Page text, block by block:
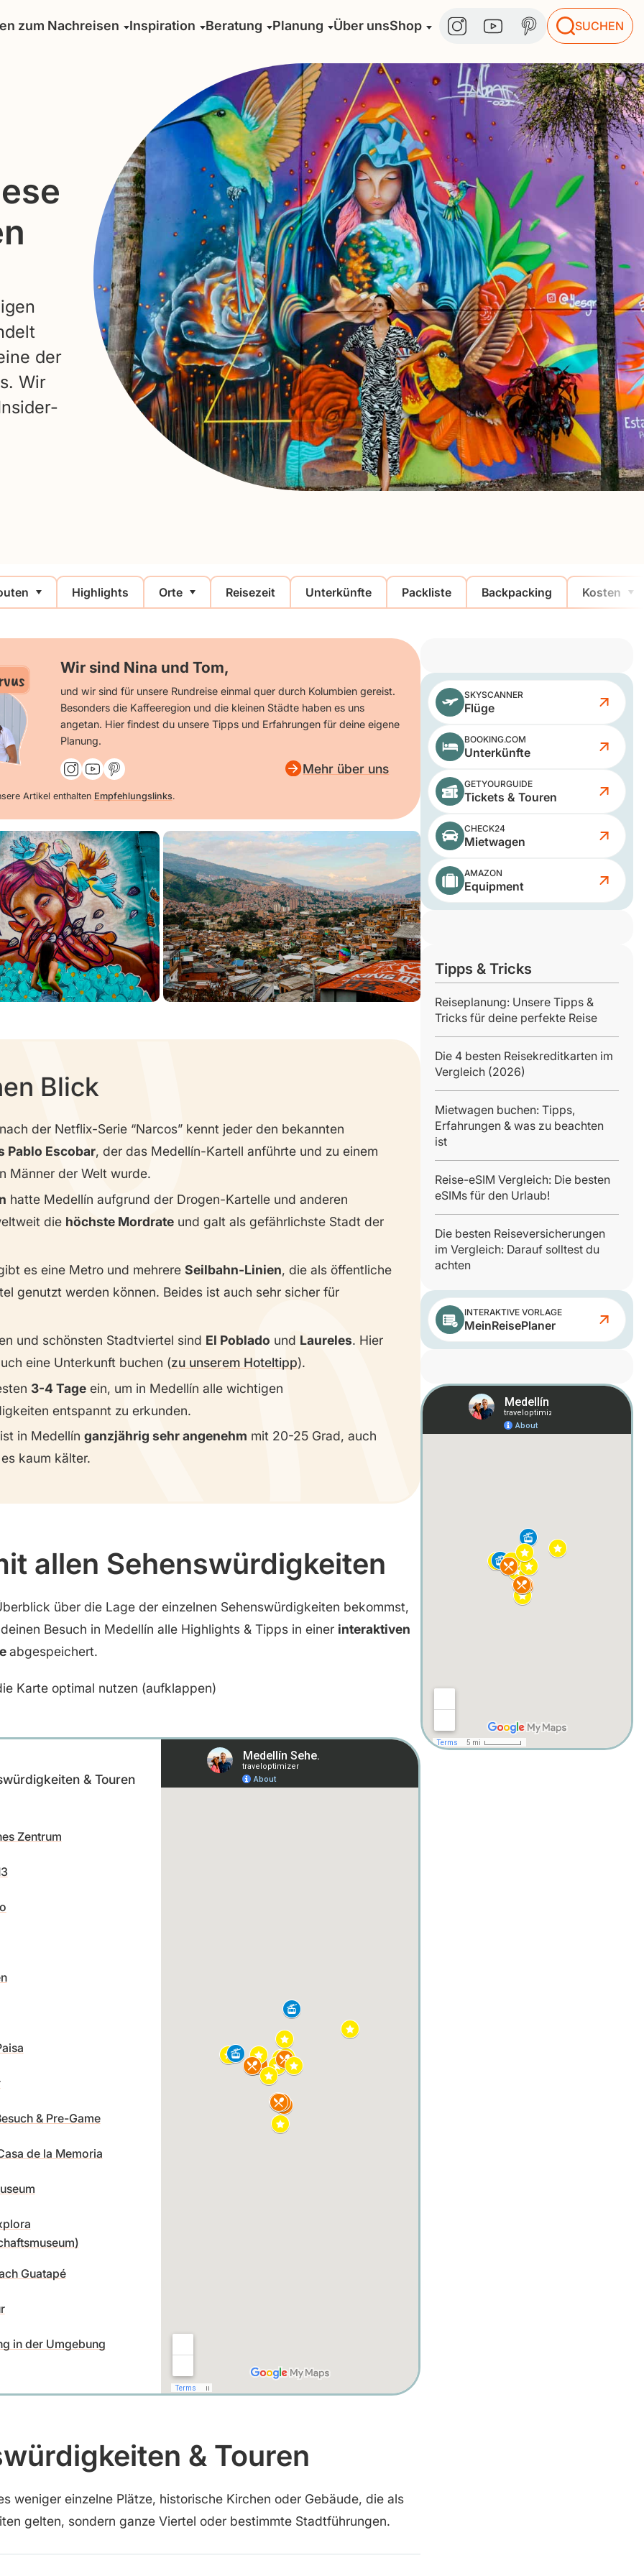
zum Nachreisen Inspiration Beratung Planung Über unsShop SUCHEN
der
Wir
Highlights Orte Reisezeit Unterkünfte Packliste Backpacking Kosten
Wir sind Nina und Tom,
und wir sind für unsere Rundreise einmal quer durch Kolumbien gereist.
Besonders die Kaffeeregion und die kleinen Städte haben es uns
angetan. Hier findest du unsere Tipps und Erfahrungen für deine eigene
Planung.
Mehr über uns
Artikel enthalten Empfehlungslinks.
Blick
der Netflix-Serie “Narcos” kennt jeder den bekannten
Pablo Escobar, der das Medellín-Kartell anführte und zu einem
Männer der Welt wurde.
hatte Medellín aufgrund der Drogen-Kartelle und anderen
die höchste Mordrateund galt als gefährlichste Stadt der
es eine Metro und mehrere Seilbahn-Linien, die als öffentliche
genutzt werden können. Beides ist auch sehr sicher für
und schönsten Stadtviertel sind El Poblado und Laureles. Hier
eine Unterkunft buchen (zu unserem Hoteltipp).
3-4 Tageein, um in Medellín alle wichtigen
entspannt zu erkunden.
in Medellín ganzjährig sehr angenehm mit 20-25 Grad, auch
kaum kälter.
allen Sehenswürdigkeiten
über die Lage der einzelnen Sehenswürdigkeiten bekommst,
Besuch in Medellín alle Highlights & Tipps in einer interaktiven
abgespeichert.
Karte optimal nutzen (aufklappen)
& Touren
Zentrum
& Pre-Game
de la Memoria
Guatapé
in der Umgebung
& Touren
weniger einzelne Plätze, historische Kirchen oder Gebäude, die als
gelten, sondern ganze Viertel oder bestimmte Stadtführungen.
SKYSCANNER
Flüge
BOOKING.COM
Unterkünfte
GETYOURGUIDE
Tickets & Touren
CHECK24
Mietwagen
AMAZON
Equipment
Tipps & Tricks
Reiseplanung: Unsere Tipps &
Tricks für deine perfekte Reise
Die 4 besten Reisekreditkarten im
Vergleich (2026)
Mietwagen buchen: Tipps,
Erfahrungen & was zu beachten
ist
Reise-eSIM Vergleich: Die besten
eSIMs für den Urlaub!
Die besten Reiseversicherungen
im Vergleich: Darauf solltest du
achten
INTERAKTIVE VORLAGE
MeinReisePlaner